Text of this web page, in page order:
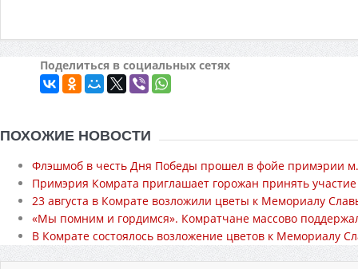
Поделиться в социальных сетях
ПОХОЖИЕ НОВОСТИ
Флэшмоб в честь Дня Победы прошел в фойе примэрии
Примэрия Комрата приглашает горожан принять
23 августа в Комрате возложили цветы к Мемориалу
«Мы помним и гордимся». Комратчане массово
В Комрате состоялось возложение цветов к Мемориалу